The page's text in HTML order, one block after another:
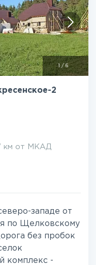
1 /6
2
км от МКАД
западе от
по Щелковскому
без пробок
комплекс -